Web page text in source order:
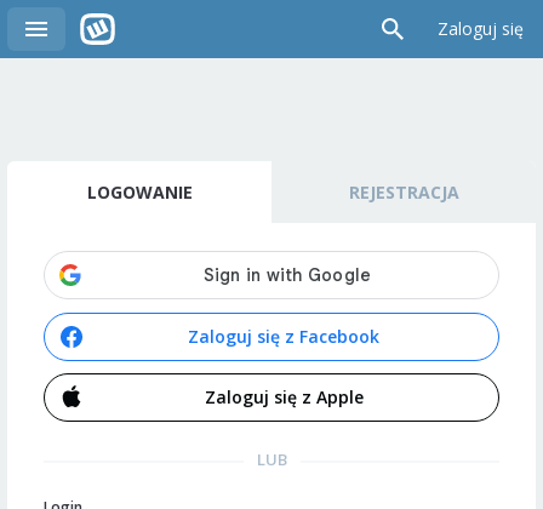
Zaloguj się
LOGOWANIE REJESTRACJA
Zaloguj się z Facebook
Zaloguj się z Apple
LUB